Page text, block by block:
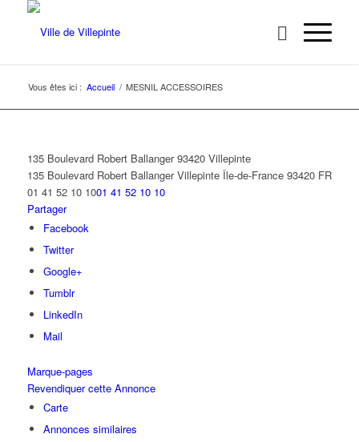
Vous êtes ici : Accueil / MESNIL ACCESSOIRES
135 Boulevard Robert Ballanger 93420 Villepinte
135 Boulevard Robert Ballanger Villepinte Île-de-France 93420 FR
01 41 52 10 1001 41 52 10 10
Partager
Facebook
Twitter
Google+
Tumblr
LinkedIn
Mail
Marque-pages
Revendiquer cette Annonce
Carte
Annonces similaires